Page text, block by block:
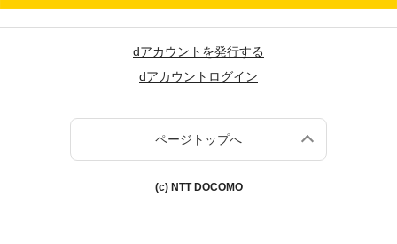
dアカウントを発行する
dアカウントログイン
ページトップへ
(c) NTT DOCOMO